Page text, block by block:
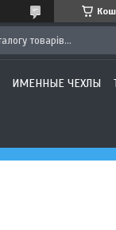
ИМЕННЫЕ ЧЕХЛЫ